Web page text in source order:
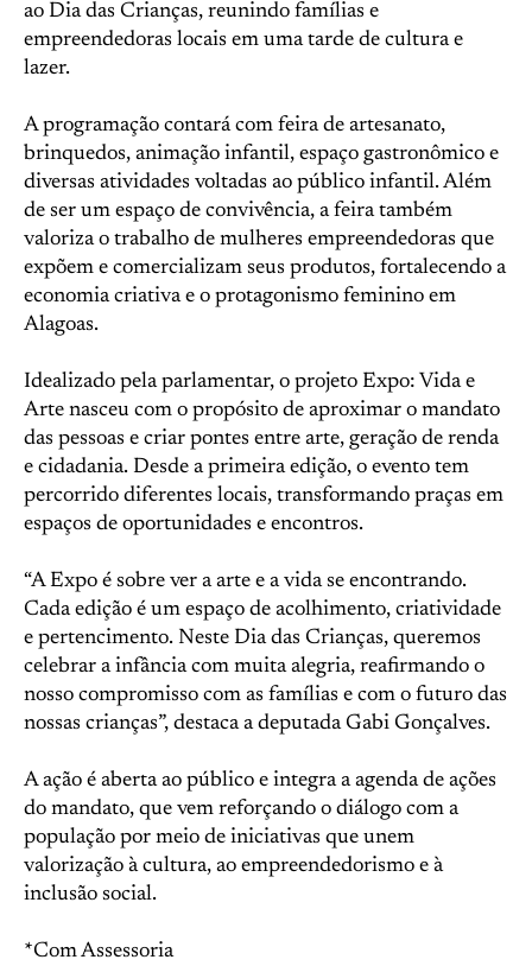
ao Dia das Crianças, reunindo famílias e
empreendedoras locais em uma tarde de cultura e
lazer.
A programação contará com feira de artesanato,
brinquedos, animação infantil, espaço gastronômico e
diversas atividades voltadas ao público infantil. Além
de ser um espaço de convivência, a feira também
valoriza o trabalho de mulheres empreendedoras que
expõem e comercializam seus produtos, fortalecendo a
economia criativa e o protagonismo feminino em
Alagoas.
Idealizado pela parlamentar, o projeto Expo: Vida e
Arte nasceu com o propósito de aproximar o mandato
das pessoas e criar pontes entre arte, geração de renda
e cidadania. Desde a primeira edição, o evento tem
percorrido diferentes locais, transformando praças em
espaços de oportunidades e encontros.
“A Expo é sobre ver a arte e a vida se encontrando.
Cada edição é um espaço de acolhimento, criatividade
e pertencimento. Neste Dia das Crianças, queremos
celebrar a infância com muita alegria, reafirmando o
nosso compromisso com as famílias e com o futuro das
nossas crianças”, destaca a deputada Gabi Gonçalves.
A ação é aberta ao público e integra a agenda de ações
do mandato, que vem reforçando o diálogo com a
população por meio de iniciativas que unem
valorização à cultura, ao empreendedorismo e à
inclusão social.
*Com Assessoria